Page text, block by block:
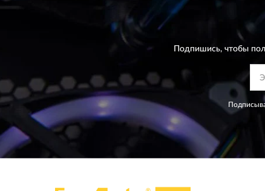
Подпишись, чтобы